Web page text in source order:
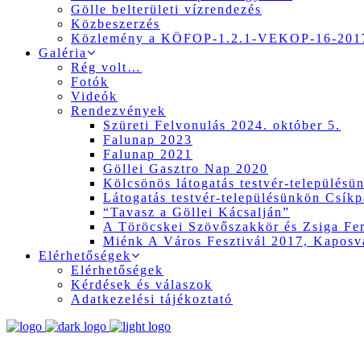
Gölle belterületi vízrendezés
Közbeszerzés
Közlemény a KÖFOP-1.2.1-VEKOP-16-
Galéria
Rég volt…
Fotók
Videók
Rendezvények
Szüreti Felvonulás 2024. október 5.
Falunap 2023
Falunap 2021
Göllei Gasztro Nap 2020
Kölcsönös látogatás testvér-
Látogatás testvér-településünkön
“Tavasz a Göllei Kácsalján”
A Töröcskei Szövőszakkör és Zsiga
Miénk A Város Fesztivál 2017,
Elérhetőségek
Elérhetőségek
Kérdések és válaszok
Adatkezelési tájékoztató